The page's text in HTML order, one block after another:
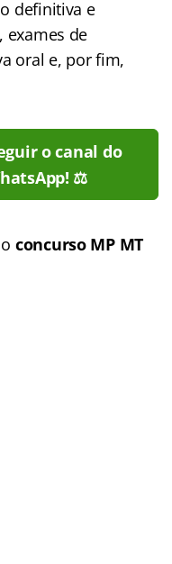
definitiva e
exames de
oral e, por fim,
o canal do
⚖️
concurso MP MT